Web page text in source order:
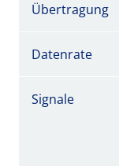
Übertragung
Datenrate
Signale